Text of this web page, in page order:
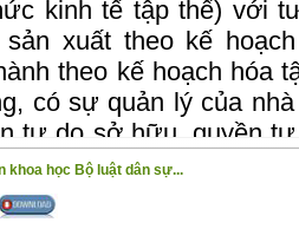
kinh tế tập thể) với
sản xuất theo kế
theo kế hoạch hóa
có sự quản lý của
tự do sở hữu, quyền
tất yếu của quá
này dẫn đến yêu cầu
khoa học Bộ luật dân sự...